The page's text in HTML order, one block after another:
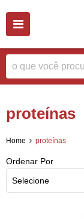
proteínas
Home proteínas
Ordenar Por
Selecione